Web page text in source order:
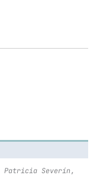
Patricia Severín,